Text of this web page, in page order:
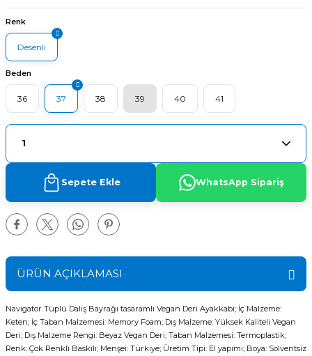
Renk
Desenli
Beden
36 37 38 39 40 41
Sepete Ekle WhatsApp Sipariş
ÜRÜN AÇIKLAMASI
Navigator Tüplü Dalış Bayrağı tasaramlı Vegan Deri Ayakkabı; İç Malzeme:
Keten; İç Taban Malzemesi: Memory Foam; Dış Malzeme: Yüksek Kaliteli Vegan
Deri; Dış Malzeme Rengi: Beyaz Vegan Deri; Taban Malzemesi: Termoplastik;
Renk: Çok Renkli Baskılı; Menşei: Türkiye; Üretim Tipi: El yapımı; Boya: Solventsiz